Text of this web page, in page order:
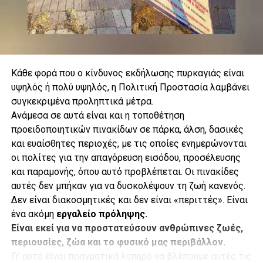
Κάθε υδροβόλο έχει εμβέλεια περίπου 73 μέτρων, ενώ η
γεώτρηση φτάνει σε βάθος 113 μέτρων. Παράλληλα, ο
.
.
.
Κάθε φορά που ο κίνδυνος εκδήλωσης πυρκαγιάς είναι
υψηλός ή πολύ υψηλός, η Πολιτική Προστασία λαμβάνει
συγκεκριμένα προληπτικά μέτρα.
Ανάμεσα σε αυτά είναι και η τοποθέτηση
προειδοποιητικών πινακίδων σε πάρκα, άλση, δασικές
και ευαίσθητες περιοχές, με τις οποίες ενημερώνονται
οι πολίτες για την απαγόρευση εισόδου, προσέλευσης
και παραμονής, όπου αυτό προβλέπεται. Οι πινακίδες
αυτές δεν μπήκαν για να δυσκολέψουν τη ζωή κανενός.
Δεν είναι διακοσμητικές και δεν είναι «περιττές». Είναι
ένα ακόμηεργαλείο πρόληψης.
Είναι εκεί για να προστατεύσουν ανθρώπινες ζωές,
περιουσίες, ζώα και το φυσικό μας περιβάλλον.